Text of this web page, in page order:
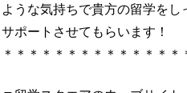
ような気持ちで貴方の留学をし
サポートさせてもらいます！
＊＊＊＊＊＊＊＊＊＊＊＊＊＊